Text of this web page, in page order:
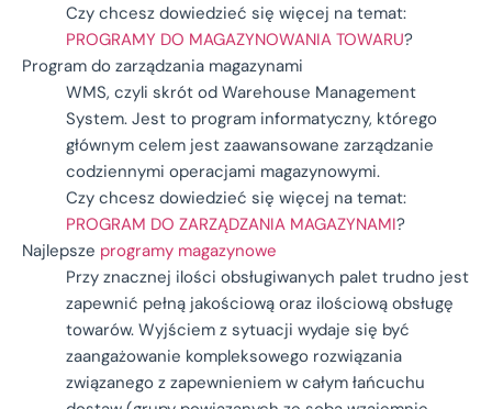
Czy chcesz dowiedzieć się więcej na temat:
PROGRAMY DO MAGAZYNOWANIA TOWARU?
Program do zarządzania magazynami
WMS, czyli skrót od Warehouse Management
System. Jest to program informatyczny, którego
głównym celem jest zaawansowane zarządzanie
codziennymi operacjami magazynowymi.
Czy chcesz dowiedzieć się więcej na temat:
PROGRAM DO ZARZĄDZANIA MAGAZYNAMI?
Najlepsze programy magazynowe
Przy znacznej ilości obsługiwanych palet trudno jest
zapewnić pełną jakościową oraz ilościową obsługę
towarów. Wyjściem z sytuacji wydaje się być
zaangażowanie kompleksowego rozwiązania
związanego z zapewnieniem w całym łańcuchu